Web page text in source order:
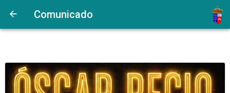
Comunicado